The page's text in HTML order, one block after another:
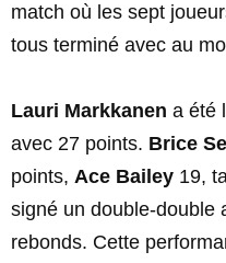
match où les sept
tous terminé avec au
Lauri Markkanen a été
avec 27 points. Brice
points, Ace Bailey 19,
signé un double-double
rebonds. Cette